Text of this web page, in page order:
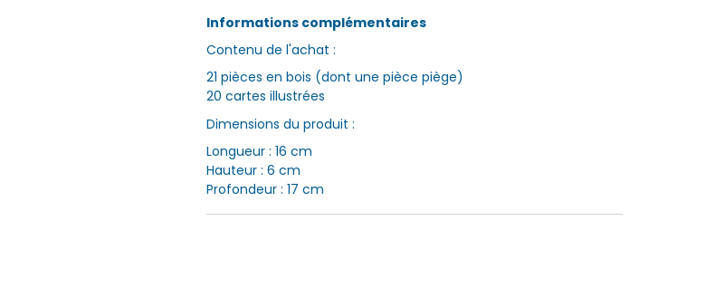
Informations complémentaires
Contenu de l'achat :
21 pièces en bois (dont une pièce piège)
20 cartes illustrées
Dimensions du produit :
Longueur : 16 cm
Hauteur : 6 cm
Profondeur : 17 cm